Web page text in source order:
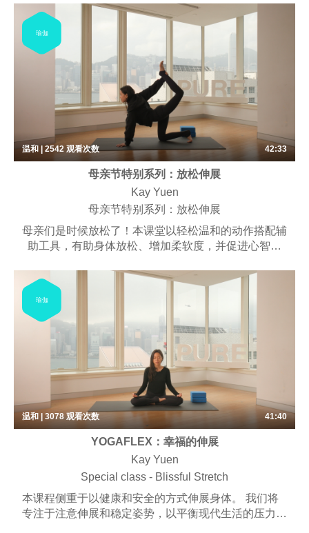
意，感谢太阳提供的能量和光明。在这个课堂中，您将
会跟随呼吸的节奏进行几轮太阳礼拜。课程包括呼吸、
冥想和唱诵，培养内在的平静与健康感觉。
瑜伽
温和 | 2542 观看次数 42:33
母亲节特别系列：放松伸展
Kay Yuen
母亲节特别系列：放松伸展
母亲们是时候放松了！本课堂以轻松温和的动作搭配辅
助工具，有助身体放松、增加柔软度，并促进心智平
留时间比较长。课程可能包含些许呼吸练习、梵唱，以
瑜伽
温和 | 3078 观看次数 41:40
YOGAFLEX：幸福的伸展
Kay Yuen
Special class - Blissful Stretch
本课程侧重于以健康和安全的方式伸展身体。 我们将
专注于注意伸展和稳定姿势，以平衡现代生活的压力。